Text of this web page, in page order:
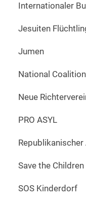
Internationaler
Jesuiten
Jumen
National
Neue
PRO ASYL
Save the Children
SOS Kinderdorf